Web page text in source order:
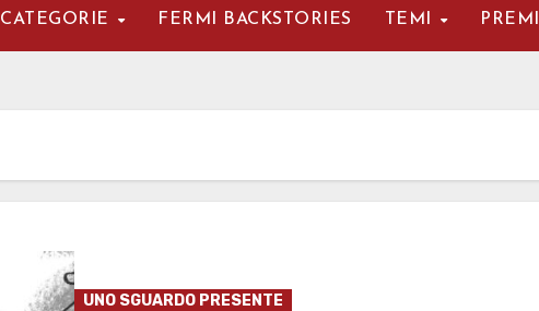
CATEGORIE FERMI BACKSTORIES TEMI PREMI
UNO SGUARDO PRESENTE